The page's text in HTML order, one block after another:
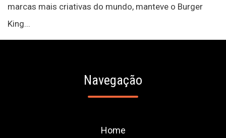
marcas mais criativas do mundo, manteve o Burger
King...
Navegação
Home